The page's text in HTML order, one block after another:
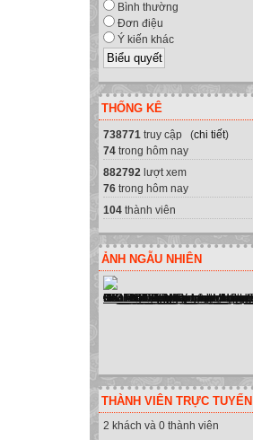
Bình thường
Đơn điệu
Ý kiến khác
THỐNG KÊ
738771 truy cập (chi tiết)
74 trong hôm nay
882792 lượt xem
76 trong hôm nay
104 thành viên
ẢNH NGẪU NHIÊN
THÀNH VIÊN TRỰC TUYẾN
2 khách và 0 thành viên